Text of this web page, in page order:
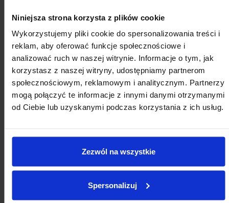
Niniejsza strona korzysta z plików cookie
Wykorzystujemy pliki cookie do spersonalizowania treści i
reklam, aby oferować funkcje społecznościowe i
analizować ruch w naszej witrynie. Informacje o tym, jak
korzystasz z naszej witryny, udostępniamy partnerom
społecznościowym, reklamowym i analitycznym. Partnerzy
mogą połączyć te informacje z innymi danymi otrzymanymi
od Ciebie lub uzyskanymi podczas korzystania z ich usług.
Zezwól na wszystkie
Spersonalizuj